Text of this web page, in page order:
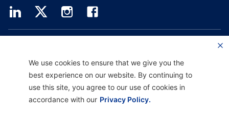
Providence Health Assurance는 Medicare 및 Oregon Health Plan 계약을 체결한
은 계약 갱신에 따라 달라집니다.
We use cookies to ensure that we give you the
best experience on our website. By continuing to
use this site, you agree to our use of cookies in
accordance with our Privacy Policy.